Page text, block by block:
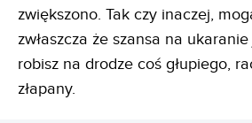
zwiększono. Tak czy inaczej,
zwłaszcza że szansa na
robisz na drodze coś głupiego,
złapany.